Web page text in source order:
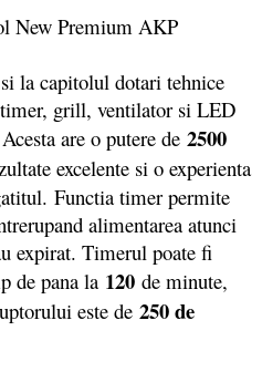
la capitolul dotari tehnice
grill, ventilator si LED
are o putere de 2500
excelente si o experienta
Functia timer permite
alimentarea atunci
expirat. Timerul poate fi
de pana la 120 de minute,
este de 250 de